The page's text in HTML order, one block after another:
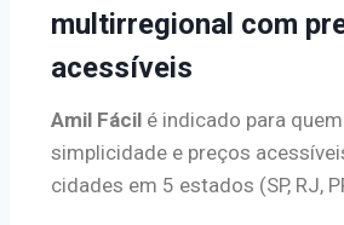
multirregional com
acessíveis
Amil Fácil é indicado para
simplicidade e preços
cidades em 5 estados (SP, RJ,